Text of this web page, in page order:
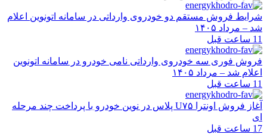
شرایط فروش مستقم دو خودروی وارداتی در سامانه اتونوین اعلام
شد – مرداد ۱۴۰۵
11 ساعت قبل
فروش فوری سه خودروی وارداتی نامی خودرو در سامانه اتونوین
اعلام شد – مرداد ۱۴۰۵
11 ساعت قبل
آغاز فروش اونترا U۷۵ پلاس در نوین خودرو با پرداخت چند مرحله
ای
17 ساعت قبل